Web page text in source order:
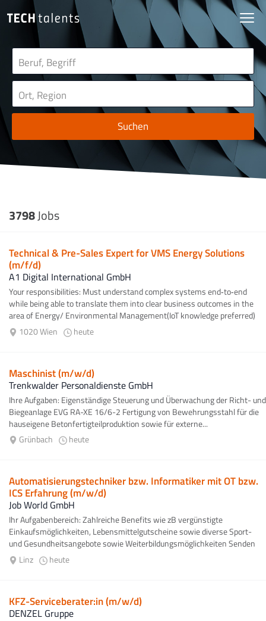
Suchen
3798Jobs
Technical & Pre-Sales Expert for VMS Energy Solutions
(m/f/d)
A1 Digital International GmbH
Your responsibilities: Must understand complex systems end‑to‑end
while being able to translate them into clear business outcomes in the
area of Energy/ Environmental Management(IoT knowledge preferred)
Ability...
1020 Wien heute
Maschinist (m/w/d)
Trenkwalder Personaldienste GmbH
Ihre Aufgaben: Eigenständige Steuerung und Überwachung der Richt- und
Biegeanlage EVG RA-XE 16/6-2 Fertigung von Bewehrungsstahl für die
hauseigene Betonfertigteilproduktion sowie für externe...
Grünbach
heute
Automatisierungstechniker bzw. Informatiker mit OT bzw.
ICS Erfahrung (m/w/d)
Job World GmbH
Ihr Aufgabenbereich: Zahlreiche Benefits wie zB vergünstigte
Einkaufsmöglichkeiten, Lebensmittelgutscheine sowie diverse Sport-
und Gesundheitsangebote sowie Weiterbildungsmöglichkeiten Senden
Sie bitte...
Linz heute
KFZ-Serviceberater:in (m/w/d)
DENZEL Gruppe